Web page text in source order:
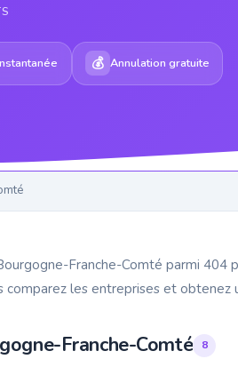
💰 Annulation gratuite
Franche-Comté parmi 404
comparez les entreprises et obtenez
Franche-Comté 8